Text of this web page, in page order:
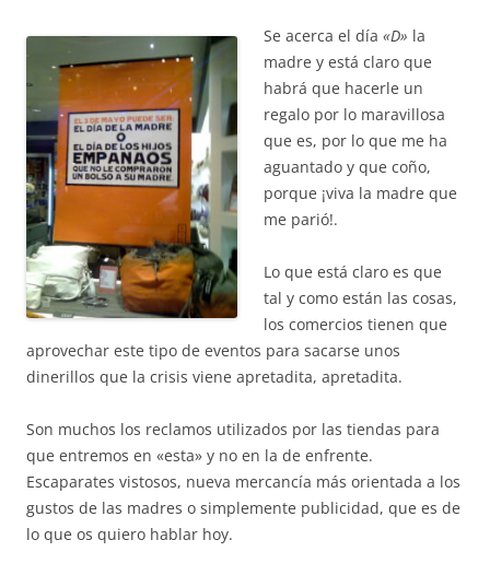
Se acerca el día «D» la
madre y está claro que
habrá que hacerle un
regalo por lo maravillosa
que es, por lo que me ha
aguantado y que coño,
porque ¡viva la madre que
me parió!.
Lo que está claro es que
tal y como están las cosas,
los comercios tienen que
aprovechar este tipo de eventos para sacarse unos
dinerillos que la crisis viene apretadita, apretadita.
Son muchos los reclamos utilizados por las tiendas para
que entremos en «esta» y no en la de enfrente.
Escaparates vistosos, nueva mercancía más orientada a los
gustos de las madres o simplemente publicidad, que es de
lo que os quiero hablar hoy.